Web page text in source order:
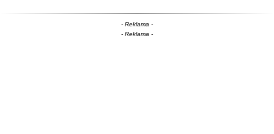
- Reklama -
- Reklama -